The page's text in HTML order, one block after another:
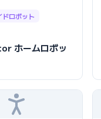
ドロボット
ホームロボッ